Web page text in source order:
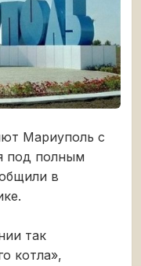
Мариуполь с
под полным
в
так
котла»,